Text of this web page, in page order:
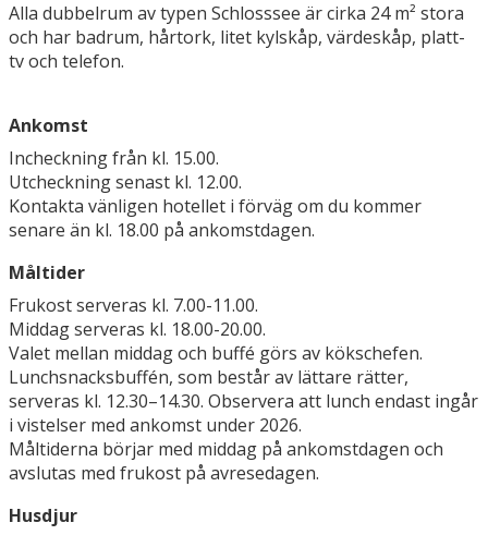
Alla dubbelrum av typen Schlosssee är cirka 24 m² stora
och har badrum, hårtork, litet kylskåp, värdeskåp, platt-
tv och telefon.
Ankomst
Incheckning från kl. 15.00.
Utcheckning senast kl. 12.00.
Kontakta vänligen hotellet i förväg om du kommer
senare än kl. 18.00 på ankomstdagen.
Måltider
Frukost serveras kl. 7.00-11.00.
Middag serveras kl. 18.00-20.00.
Valet mellan middag och buffé görs av kökschefen.
Lunchsnacksbuffén, som består av lättare rätter,
serveras kl. 12.30–14.30. Observera att lunch endast ingår
i vistelser med ankomst under 2026.
Måltiderna börjar med middag på ankomstdagen och
avslutas med frukost på avresedagen.
Husdjur